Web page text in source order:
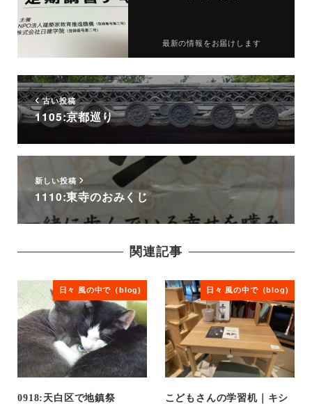
最新の情報をお届けします
古い投稿
1105:京都巡り
新しい投稿
1110:東寺のおみくじ
関連記事
日々 風の中で（blog)
0918:天白区で地鎮祭
日々 風の中で（blog)
こどもさんの学習机｜キシ